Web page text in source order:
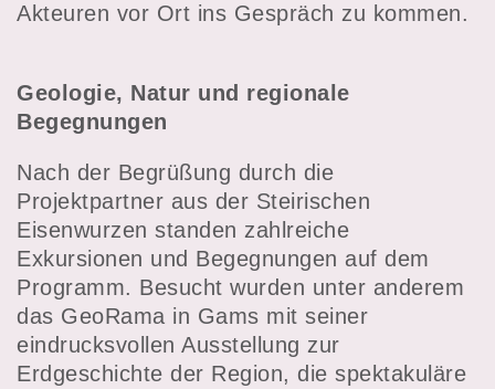
Akteuren vor Ort ins Gespräch zu kommen.
Geologie, Natur und regionale
Begegnungen
Nach der Begrüßung durch die
Projektpartner aus der Steirischen
Eisenwurzen standen zahlreiche
Exkursionen und Begegnungen auf dem
Programm. Besucht wurden unter anderem
das GeoRama in Gams mit seiner
eindrucksvollen Ausstellung zur
Erdgeschichte der Region, die spektakuläre